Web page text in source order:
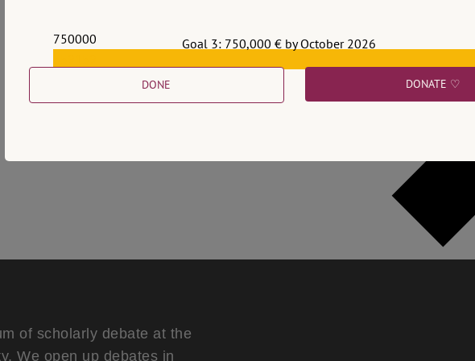
of scholarly debate at the
We open up debates in
750000
Goal 3: 750,000 € by October 2026
DONE DONATE ♡